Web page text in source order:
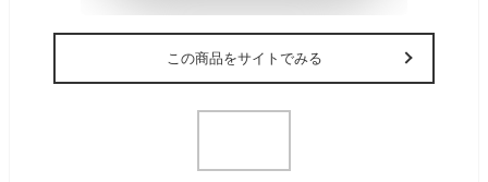
この商品をサイトでみる